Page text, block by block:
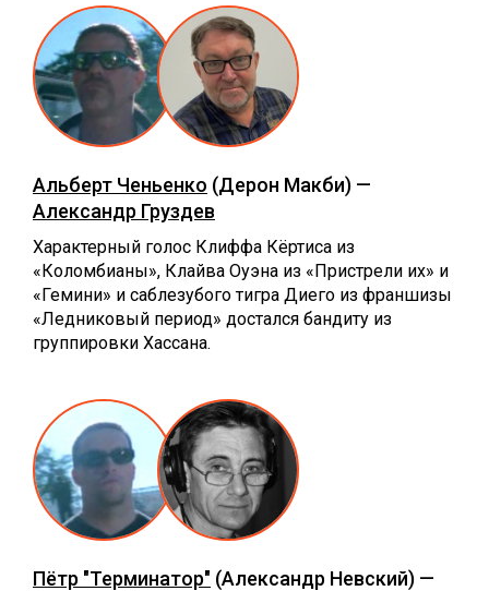
Альберт Ченьенко (Дерон Макби) —
Александр Груздев
Характерный голос Клиффа Кёртиса из
«Коломбианы», Клайва Оуэна из «Пристрели их» и
«Гемини» и саблезубого тигра Диего из франшизы
«Ледниковый период» достался бандиту из
группировки Хассана.
Пётр "Терминатор" (Александр Невский) —